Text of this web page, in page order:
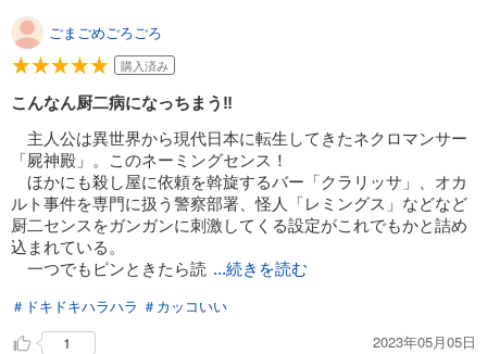
ごまごめごろごろ
購入済み
こんなん厨二病になっちまう‼︎
主人公は異世界から現代日本に転生してきたネクロマンサー
「屍神殿」。このネーミングセンス！
ほかにも殺し屋に依頼を斡旋するバー「クラリッサ」、オカ
ルト事件を専門に扱う警察部署、怪人「レミングス」などなど
厨二センスをガンガンに刺激してくる設定がこれでもかと詰め
込まれている。
一つでもピンときたら読 ...続きを読む
＃ドキドキハラハラ ＃カッコいい
1
2023年05月05日